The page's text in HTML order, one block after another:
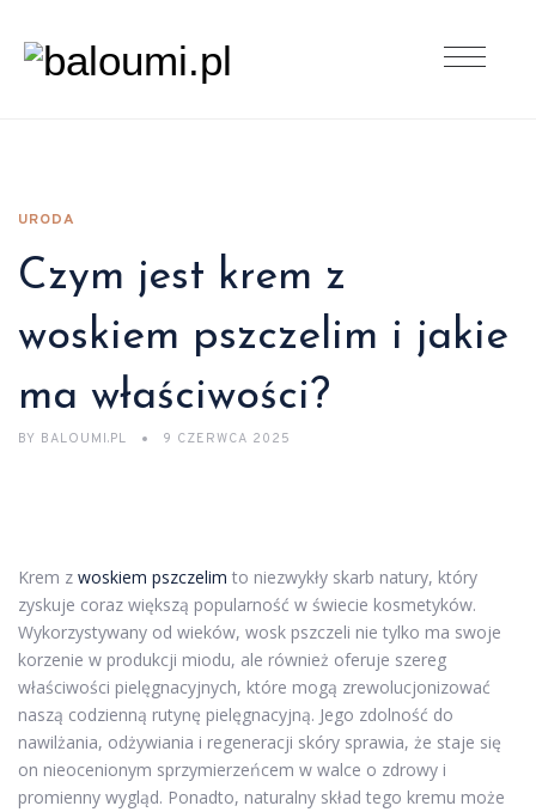
URODA
Czym jest krem z
woskiem pszczelim i jakie
ma właściwości?
BY BALOUMI.PL 9 CZERWCA 2025
Krem z woskiem pszczelim to niezwykły skarb natury, który
zyskuje coraz większą popularność w świecie kosmetyków.
Wykorzystywany od wieków, wosk pszczeli nie tylko ma swoje
korzenie w produkcji miodu, ale również oferuje szereg
właściwości pielęgnacyjnych, które mogą zrewolucjonizować
naszą codzienną rutynę pielęgnacyjną. Jego zdolność do
nawilżania, odżywiania i regeneracji skóry sprawia, że staje się
on nieocenionym sprzymierzeńcem w walce o zdrowy i
promienny wygląd. Ponadto, naturalny skład tego kremu może